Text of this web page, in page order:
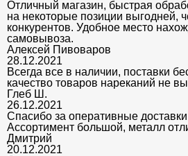
Отличный магазин, быстрая
на некоторые позиции выгодней,
конкурентов. Удобное место
самовывоза.
Алексей Пивоваров
28.12.2021
Всегда все в наличии, поставки
качество товаров нареканий не
Глеб Ш.
26.12.2021
Спасибо за оперативные
Ассортимент большой, металл
Дмитрий
20.12.2021